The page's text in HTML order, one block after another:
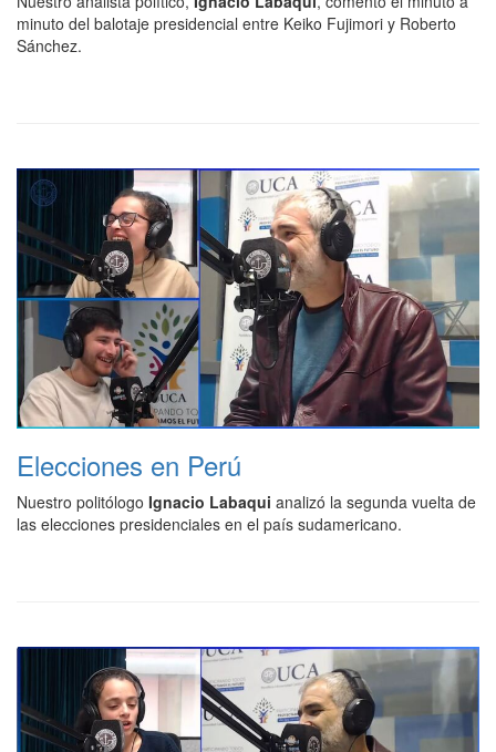
minuto del balotaje presidencial entre Keiko Fujimori y Roberto
Sánchez.
Elecciones en Perú
Nuestro politólogo Ignacio Labaqui analizó la segunda vuelta de
las elecciones presidenciales en el país sudamericano.